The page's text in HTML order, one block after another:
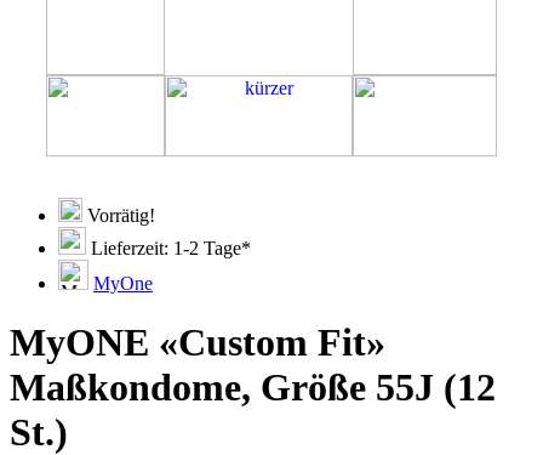
Vorrätig!
Lieferzeit: 1-2 Tage*
MyOne
MyONE «Custom Fit»
Maßkondome, Größe 55J (12
St.)